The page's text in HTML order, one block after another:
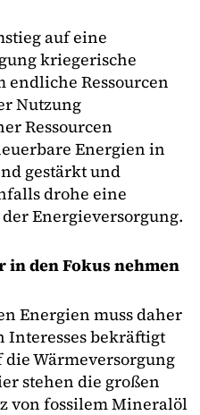
auf eine
kriegerische
endliche Ressourcen
Nutzung
Ressourcen
Energien in
gestärkt und
drohe eine
Energieversorgung.
in den Fokus nehmen
Energien muss daher
Interesses bekräftigt
Wärmeversorgung
stehen die großen
von fossilem Mineralöl